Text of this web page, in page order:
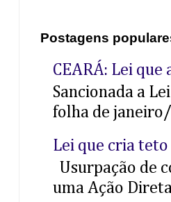
Postagens
CEARÁ: Lei
Sancionada a
folha de
Lei que cria
Usurpação de
uma Ação